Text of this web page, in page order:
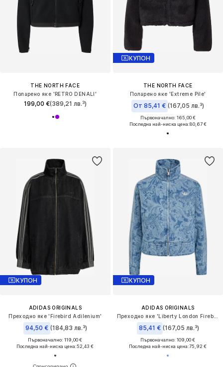
THE NORTH FACE
Поларено яке 'RETRO DENALI'
199,00 €(389,21 лв.³)
КУПОН
THE NORTH FACE
Поларено яке 'Extreme Pile'
От 85,41 € (167,05 лв.³)
Първоначално: 165,00 €
Последна най-ниска цена:80,67 €
КУПОН
ADIDAS ORIGINALS
Преходно яке 'Firebird Adilenium'
94,50 € (184,83 лв.³)
Първоначално: 119,00 €
Последна най-ниска цена:52,43 €
КУПОН
ADIDAS ORIGINALS
85,41 € (167,05 лв.³)
Първоначално: 109,00 €
Последна най-ниска цена:75,92 €